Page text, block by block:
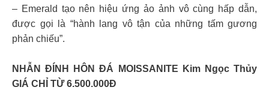
– Emerald tạo nên hiệu ứng ảo ảnh vô cùng hấp dẫn,
được gọi là “hành lang vô tận của những tấm gương
phản chiếu”.
NHẪN ĐÍNH HÔN ĐÁ MOISSANITE Kim Ngọc Thủy
GIÁ CHỈ TỪ 6.500.000Đ